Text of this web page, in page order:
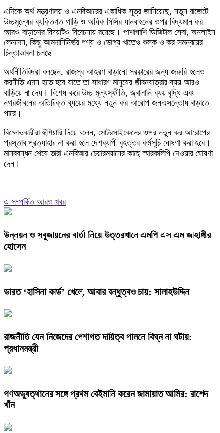
এদিকে অর্থ মন্ত্রণালয় ও এনবিআরের একাধিক সূত্র জানিয়েছে, নতুন বাজেটে
উচ্চমূল্যের ব্যক্তিগত গাড়ি ও অধিক সিসির যানবাহনের ওপর বিদ্যমান কর
আরও বাড়ানোর বিষয়টিও বিবেচনায় রয়েছে। পাশাপাশি ডিজিটাল সেবা, অনলাইন
লেনদেন, কিছু আমদানিনির্ভর পণ্য ও ভোগ্য খাতেও শুল্ক ও কর সমন্বয়ের
চিন্তাভাবনা চলছে।
অর্থনীতিবিদরা বলছেন, রাজস্ব আহরণ বাড়ানো সরকারের জন্য জরুরি হলেও
করনীতি এমন হতে হবে যাতে তা সাধারণ মানুষের জীবনযাত্রার ব্যয় আরও
বাড়িয়ে না দেয়। বিশেষ করে উচ্চ মূল্যস্ফীতি, জ্বালানি ব্যয় বৃদ্ধি এবং
নগরজীবনের অতিরিক্ত ব্যয়ের মধ্যে নতুন কর আরোপ জনঅসন্তোষ বাড়াতে
পারে।
বিক্ষোভকারীরা হুঁশিয়ারি দিয়ে বলেন, মোটরসাইকেলের ওপর নতুন কর আরোপের
প্রস্তাব প্রত্যাহার না করা হলে দেশব্যাপী বৃহত্তর কর্মসূচি ঘোষণা করা হবে।
মানববন্ধন শেষে তারা এনবিআর চেয়ারম্যানের কাছে স্মারকলিপি দেওয়ার ঘোষণা
দেন।
এ সম্পর্কিত আরও খবর
উন্নয়ন ও সবুজায়নের বার্তা নিয়ে উত্তরখানে এমপি এস এম জাহাঙ্গীর
হোসেন
ভারত ‘হাসিনা কার্ড’ খেলে, আবার বন্ধুত্বও চায়: সালাহউদ্দিন
রাজনীতি যেন নিজেদের পেশাগত দায়িত্ব পালনে বিঘ্ন না ঘটায়:
প্রধানমন্ত্রী
গণঅভ্যুত্থানের সঙ্গে প্রথম বেইমানি করেন জামায়াত আমির: রাশেদ
খাঁন